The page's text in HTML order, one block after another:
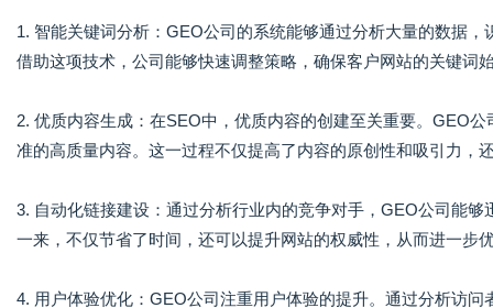
1. 智能关键词分析：GEO公司的系统能够通过分析大量的数据
借助这项技术，公司能够快速调整策略，确保客户网站的关键词
2. 优质内容生成：在SEO中，优质内容的创建至关重要。GEO
准的高质量内容。这一过程不仅提高了内容的原创性和吸引力，
3. 自动化链接建设：通过分析行业内的竞争对手，GEO公司能
一来，不仅节省了时间，还可以提升网站的权威性，从而进一步
4. 用户体验优化：GEO公司注重用户体验的提升。通过分析访